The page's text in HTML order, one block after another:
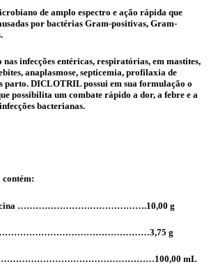
de amplo espectro e ação rápida que
por bactérias Gram-positivas, Gram-
infecções entéricas, respiratórias, em mastites,
anaplasmose, septicemia, profilaxia de
parto. DICLOTRIL possui em sua formulação o
possibilita um combate rápido a dor, a febre e a
bacterianas.
…………………………………….10,00 g
………………………………………………3,75 g
mL